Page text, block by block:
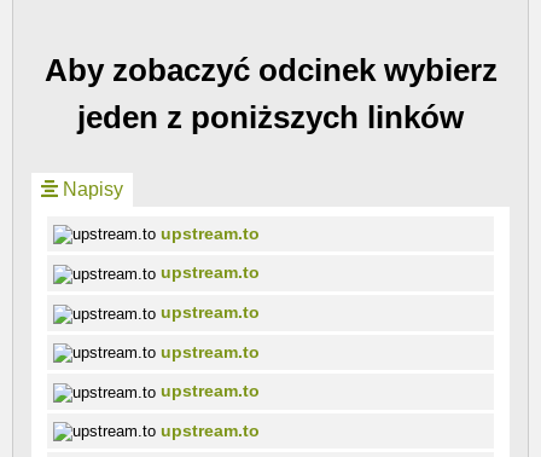
Aby zobaczyć odcinek wybierz
jeden z poniższych linków
Napisy
upstream.to
upstream.to
upstream.to
upstream.to
upstream.to
upstream.to